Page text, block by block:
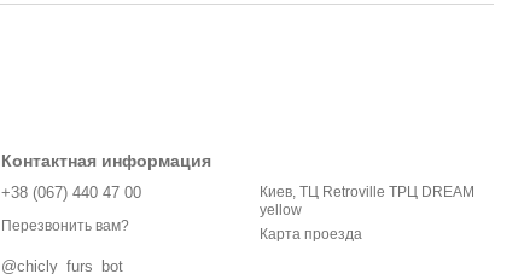
Контактная информация
+38 (067) 440 47 00
Перезвонить вам?
@chicly_furs_bot
Киев, ТЦ Retroville ТРЦ DREAM
yellow
Карта проезда